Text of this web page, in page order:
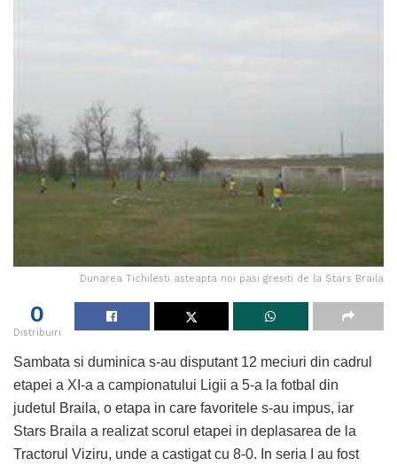
Dunarea Tichilesti asteapta noi pasi gresiti de la Stars Braila
0
Distribuiri
Sambata si duminica s-au disputant 12 meciuri din cadrul
etapei a XI-a a campionatului Ligii a 5-a la fotbal din
judetul Braila, o etapa in care favoritele s-au impus, iar
Stars Braila a realizat scorul etapei in deplasarea de la
Tractorul Viziru, unde a castigat cu 8-0. In seria I au fost